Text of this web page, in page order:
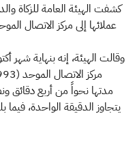
كشفت الهيئة العامة للزكاة
عملائها إلى مركز الاتصال
وقالت الهيئة، إنه بنهاية شهر
مدتها نحواً من أربع دقائق
يتجاوز الدقيقة الواحدة،